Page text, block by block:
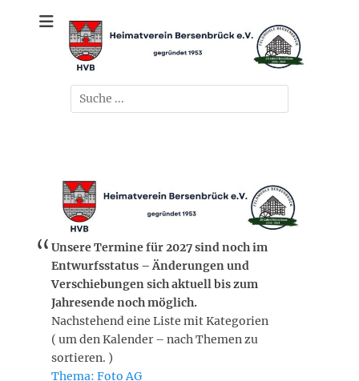
Heimatverein
Bersenbrück e.V.
gegründet 1953
Suchen
nach:
Unsere Termine für 2027 sind noch im
Entwurfsstatus – Änderungen und
Verschiebungen sich aktuell bis zum
Jahresende noch möglich.
Nachstehend eine Liste mit Kategorien
( um den Kalender – nach Themen zu
sortieren. )
Thema: Foto AG